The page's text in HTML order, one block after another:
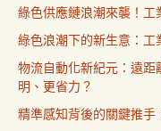
綠色供應鏈浪潮來襲！工
綠色浪潮下的新生意：工
物流自動化新紀元：遠
明、更省力？
精準感知背後的關鍵推